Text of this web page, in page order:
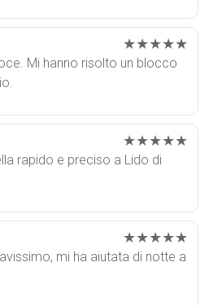
★★★★★
Mi hanno risolto un blocco
★★★★★
rapido e preciso a Lido di
★★★★★
mi ha aiutata di notte a